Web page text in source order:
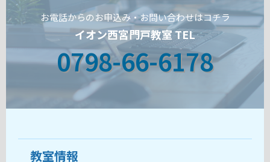
お電話からのお申込み・お問い合わせはコチラ
イオン西宮門戸教室 TEL
0798-66-6178
教室情報